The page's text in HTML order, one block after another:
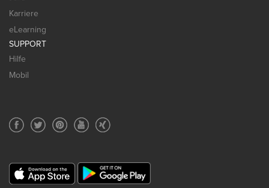
Karriere
eLearning
SUPPORT
Hilfe
Mobil